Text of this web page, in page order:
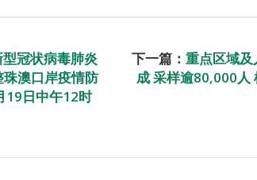
冠状病毒肺炎
澳口岸疫情防
19日中午12时
下一篇： 重点区域
成 采样逾80,000人